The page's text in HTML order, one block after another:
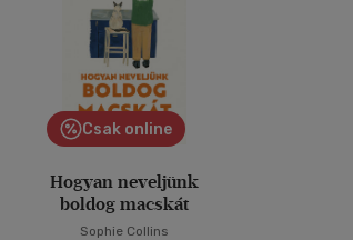
Csak online
Hogyan neveljünk
boldog macskát
Sophie Collins